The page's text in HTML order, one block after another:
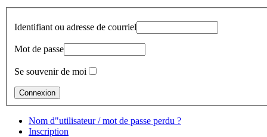
Identifiant ou adresse de courriel
Mot de passe
Se souvenir de moi
Nom d"utilisateur / mot de passe perdu ?
Inscription